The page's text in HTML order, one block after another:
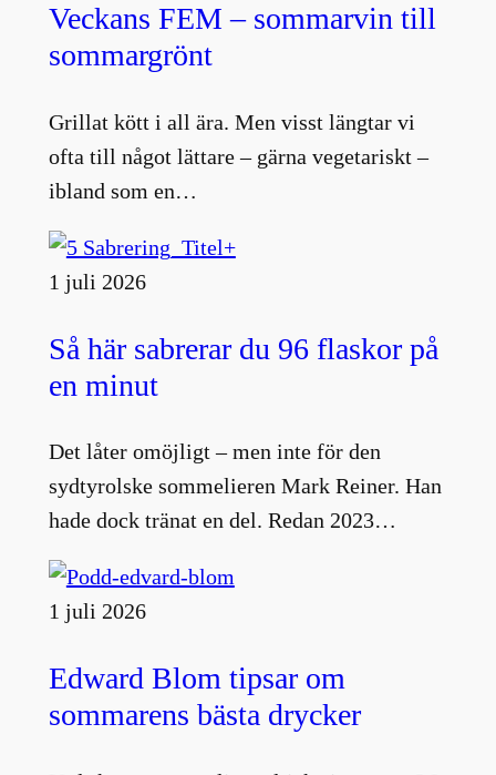
Veckans FEM – sommarvin till
sommargrönt
Grillat kött i all ära. Men visst längtar vi
ofta till något lättare – gärna vegetariskt –
ibland som en…
1 juli 2026
Så här sabrerar du 96 flaskor på
en minut
Det låter omöjligt – men inte för den
sydtyrolske sommelieren Mark Reiner. Han
hade dock tränat en del. Redan 2023…
1 juli 2026
Edward Blom tipsar om
sommarens bästa drycker